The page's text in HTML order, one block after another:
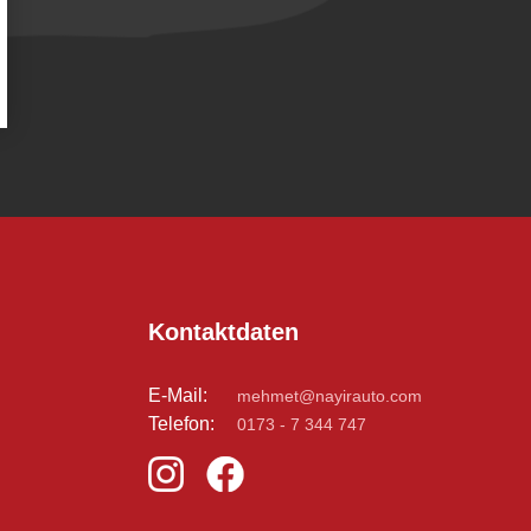
Kontaktdaten
E-Mail: mehmet@nayirauto.com
Telefon: 0173 - 7 344 747